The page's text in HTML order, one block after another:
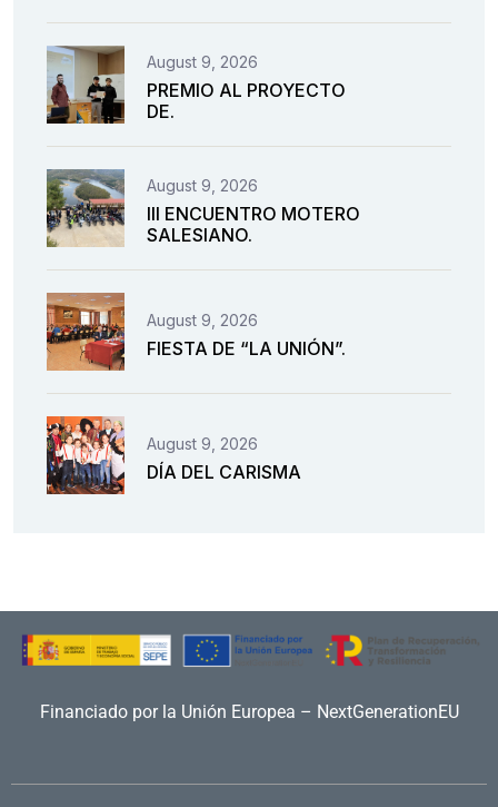
August 9, 2026
PREMIO AL PROYECTO
DE.
August 9, 2026
III ENCUENTRO MOTERO
SALESIANO.
August 9, 2026
FIESTA DE “LA UNIÓN”.
August 9, 2026
DÍA DEL CARISMA
Financiado por la Unión Europea – NextGenerationEU